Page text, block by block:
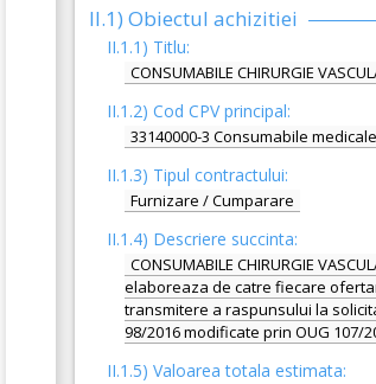
II.1) Obiectul achizitiei
II.1.1) Titlu:
CONSUMABILE CHIRURGIE
II.1.2) Cod CPV principal:
33140000-3 Consumabile
II.1.3) Tipul contractului:
Furnizare / Cumparare
II.1.4) Descriere succinta:
CONSUMABILE CHIRURGIE
elaboreaza de catre fiecare
transmitere a raspunsului la
98/2016 modificate prin OUG 107/
II.1.5) Valoarea totala estimata: